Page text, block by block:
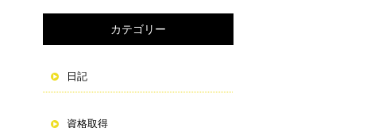
カテゴリー
日記
資格取得